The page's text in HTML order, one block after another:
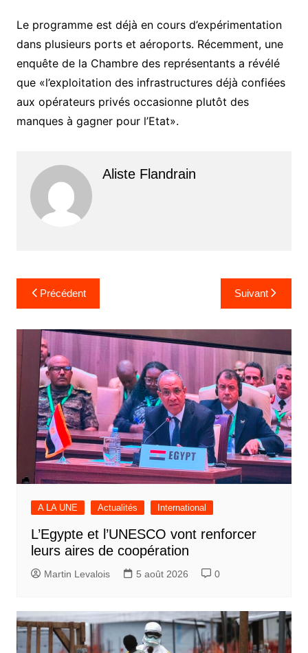
Le programme est déjà en cours d’expérimentation
dans plusieurs ports et aéroports. Récemment, une
enquête de la Chambre des représentants a révélé
que «l’exploitation des infrastructures déjà confiées
aux opérateurs privés occasionne plutôt des
manques à gagner pour l’Etat».
Aliste Flandrain
Navigation
de
l’article
Précédent Suivant
A LA UNE Actualités International
L’Egypte et l’UNESCO vont renforcer
leurs aires de coopération
Martin Levalois 5 août 2026 0